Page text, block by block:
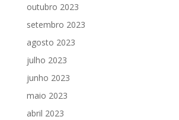
outubro 2023
setembro 2023
agosto 2023
julho 2023
junho 2023
maio 2023
abril 2023